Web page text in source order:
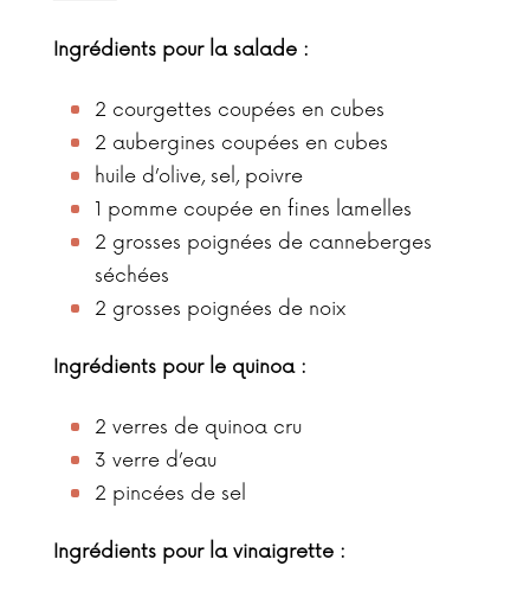
Ingrédients pour la salade :
2 courgettes coupées en cubes
2 aubergines coupées en cubes
huile d’olive, sel, poivre
1 pomme coupée en fines lamelles
2 grosses poignées de canneberges
séchées
2 grosses poignées de noix
Ingrédients pour le quinoa :
2 verres de quinoa cru
3 verre d’eau
2 pincées de sel
Ingrédients pour la vinaigrette :